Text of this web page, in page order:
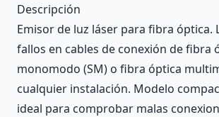
Descripción
Emisor de luz láser para fibra óptica.
fallos en cables de conexión de fibra
monomodo (SM) o fibra óptica
cualquier instalación. Modelo
ideal para comprobar malas